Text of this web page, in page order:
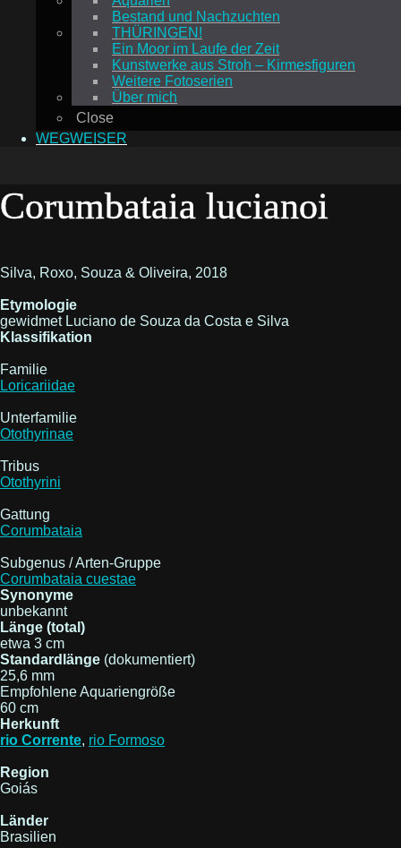
Bestand und Nachzuchten
THÜRINGEN!
Ein Moor im Laufe der Zeit
Kunstwerke aus Stroh – Kirmesfiguren
Weitere Fotoserien
Über mich
Close
WEGWEISER
Corumbataia lucianoi
Silva, Roxo, Souza & Oliveira, 2018
Etymologie
gewidmet Luciano de Souza da Costa e Silva
Klassifikation
Familie
Loricariidae
Unterfamilie
Otothyrinae
Tribus
Otothyrini
Gattung
Corumbataia
Subgenus / Arten-Gruppe
Corumbataia cuestae
Synonyme
unbekannt
Länge (total)
etwa 3 cm
Standardlänge (dokumentiert)
25,6 mm
Empfohlene Aquariengröße
60 cm
Herkunft
rio Corrente, rio Formoso
Region
Goiás
Länder
Brasilien